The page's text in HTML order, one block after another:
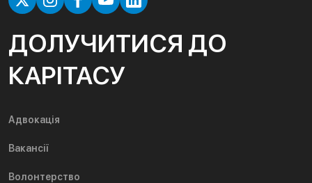
ДОЛУЧИТИСЯ ДО
КАРІТАСУ
Адвокація
Вакансії
Волонтерство